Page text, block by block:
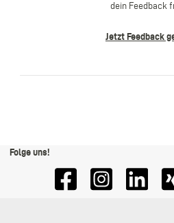
dein Feedback
Jetzt Feedback
Folge uns!